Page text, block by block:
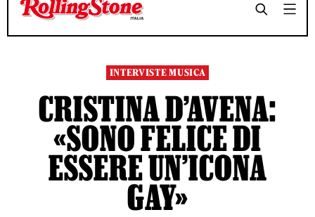
TEMPO DI LETTURA 17 MINUTI SHARE
TEMPO DI LETTURA 17 MINUTI SHARE
INTERVISTE MUSICA
CRISTINA D’AVENA:
«SONO FELICE DI
ESSERE UN’ICONA
GAY»